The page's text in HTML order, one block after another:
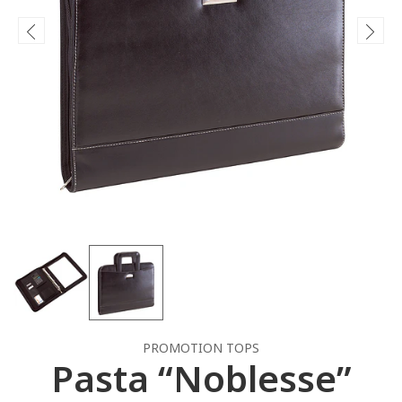
PROMOTION TOPS
Pasta “Noblesse”